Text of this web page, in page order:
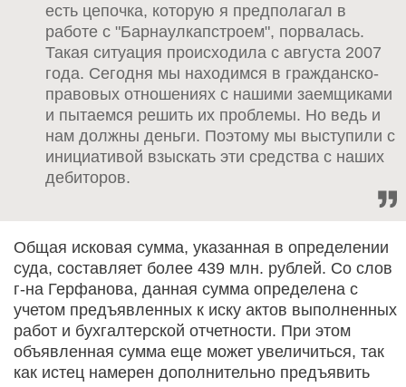
есть цепочка, которую я предполагал в
работе с "Барнаулкапстроем", порвалась.
Такая ситуация происходила с августа 2007
года. Сегодня мы находимся в гражданско-
правовых отношениях с нашими заемщиками
и пытаемся решить их проблемы. Но ведь и
нам должны деньги. Поэтому мы выступили с
инициативой взыскать эти средства с наших
дебиторов.
Общая исковая сумма, указанная в определении
суда, составляет более 439 млн. рублей. Со слов
г-на Герфанова, данная сумма определена с
учетом предъявленных к иску актов выполненных
работ и бухгалтерской отчетности. При этом
объявленная сумма еще может увеличиться, так
как истец намерен дополнительно предъявить